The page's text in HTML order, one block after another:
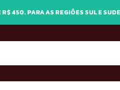
450. PARA AS REGIÕES SUL E